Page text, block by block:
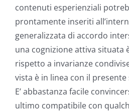
contenuti esperienziali
prontamente inseriti
generalizzata di accordo
una cognizione attiva situata
rispetto a invarianze
vista è in linea con il
E’ abbastanza facile
ultimo compatibile con